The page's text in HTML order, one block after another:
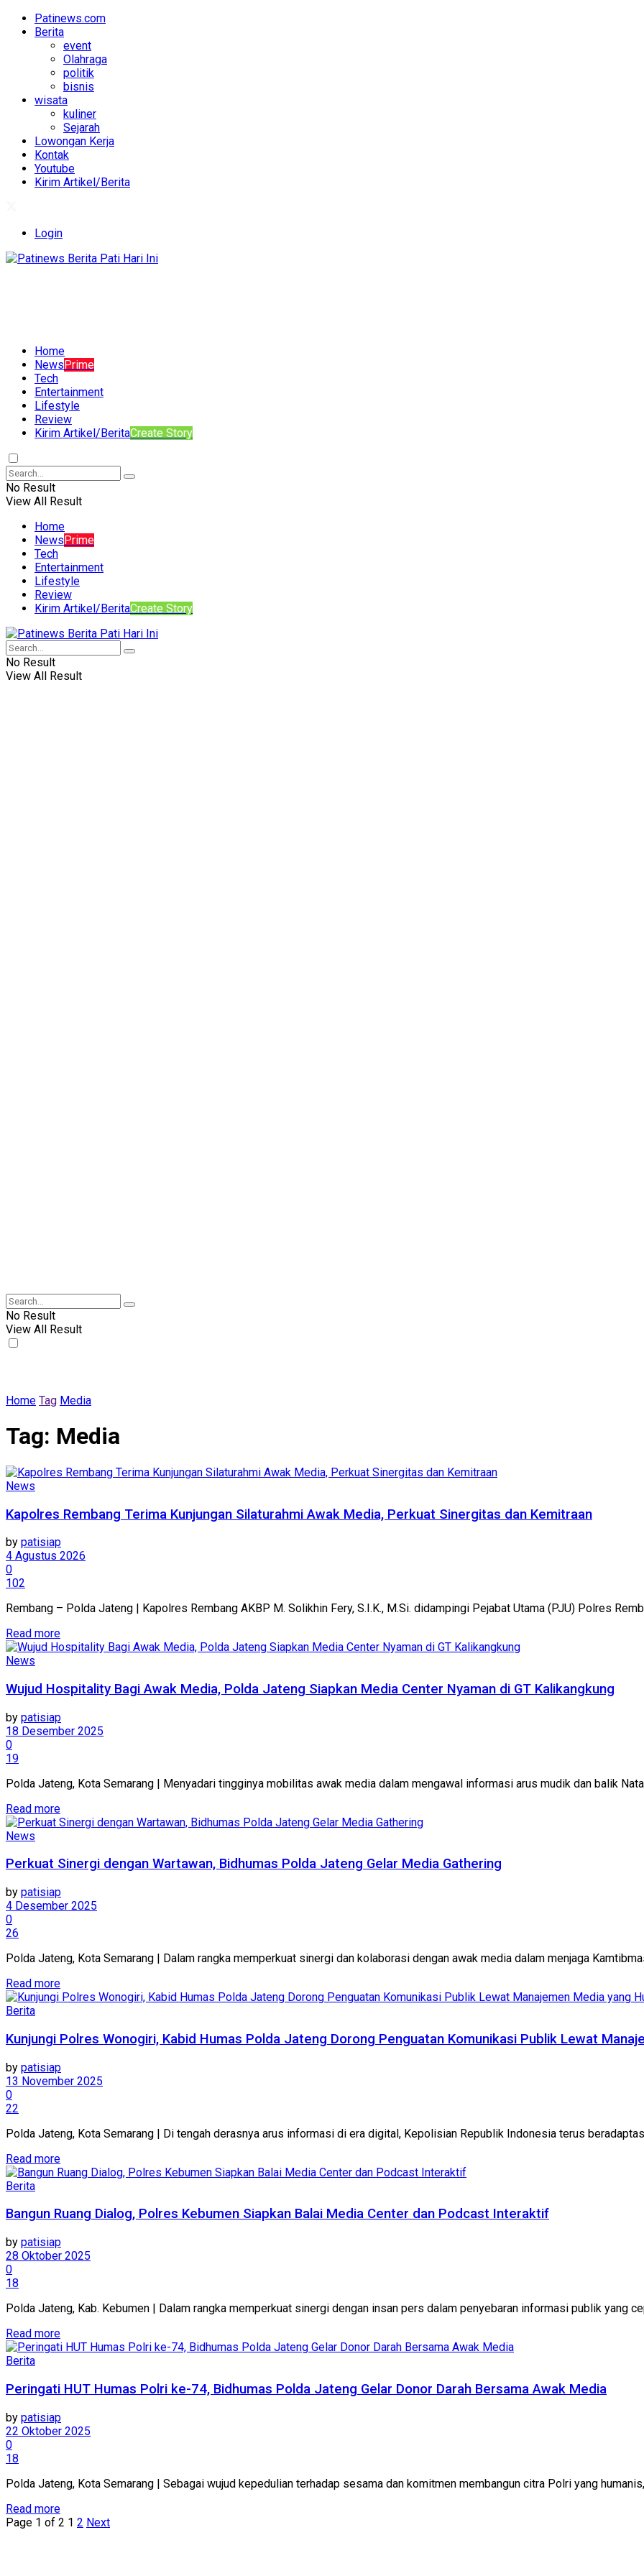
Patinews.com
Berita
event
Olahraga
politik
bisnis
wisata
kuliner
Sejarah
Lowongan Kerja
Kontak
Youtube
Kirim Artikel/Berita
Login
Home
NewsPrime
Tech
Entertainment
Lifestyle
Review
Kirim Artikel/BeritaCreate Story
No Result
View All Result
Home
NewsPrime
Tech
Entertainment
Lifestyle
Review
Kirim Artikel/BeritaCreate Story
No Result
View All Result
No Result
View All Result
Home Tag Media
Tag: Media
News
Kapolres Rembang Terima Kunjungan Silaturahmi Awak Media, Perkuat Sinergitas dan Kemitraan
by patisiap
4 Agustus 2026
0
102
Rembang – Polda Jateng | Kapolres Rembang AKBP M. Solikhin Fery, S.I.K., M.Si. didampingi Pejabat Utama (PJU) Polres
Read moreDetails
News
Wujud Hospitality Bagi Awak Media, Polda Jateng Siapkan Media Center Nyaman di GT Kalikangkung
by patisiap
18 Desember 2025
0
19
Polda Jateng, Kota Semarang | Menyadari tingginya mobilitas awak media dalam mengawal informasi arus mudik dan balik
Read moreDetails
News
Perkuat Sinergi dengan Wartawan, Bidhumas Polda Jateng Gelar Media Gathering
by patisiap
4 Desember 2025
0
26
Polda Jateng, Kota Semarang | Dalam rangka memperkuat sinergi dan kolaborasi dengan awak media dalam menjaga
Read moreDetails
Berita
Kunjungi Polres Wonogiri, Kabid Humas Polda Jateng Dorong Penguatan Komunikasi Publik Lewat
by patisiap
13 November 2025
0
22
Polda Jateng, Kota Semarang | Di tengah derasnya arus informasi di era digital, Kepolisian Republik Indonesia terus
Read moreDetails
Berita
Bangun Ruang Dialog, Polres Kebumen Siapkan Balai Media Center dan Podcast Interaktif
by patisiap
28 Oktober 2025
0
18
Polda Jateng, Kab. Kebumen | Dalam rangka memperkuat sinergi dengan insan pers dalam penyebaran informasi publik yang
Read moreDetails
Berita
Peringati HUT Humas Polri ke-74, Bidhumas Polda Jateng Gelar Donor Darah Bersama Awak Media
by patisiap
22 Oktober 2025
0
18
Polda Jateng, Kota Semarang | Sebagai wujud kepedulian terhadap sesama dan komitmen membangun citra Polri yang
Read moreDetails
Page 1 of 2 1 2 Next